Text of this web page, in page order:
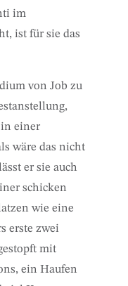
im
ist für sie das
von Job zu
einer
wäre das nicht
er sie auch
schicken
wie eine
erste zwei
mit
ein Haufen